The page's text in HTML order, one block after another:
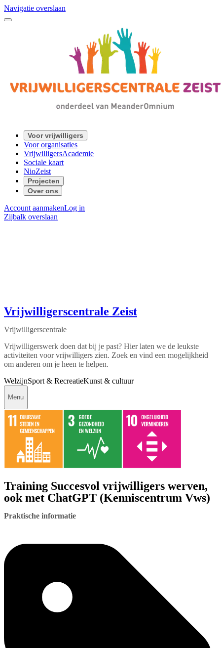
Navigatie overslaan
Voor vrijwilligers
Voor organisaties
VrijwilligersAcademie
Sociale kaart
NioZeist
Projecten
Over ons
Account aanmakenLog in
Zijbalk overslaan
Vrijwilligerscentrale Zeist
Vrijwilligerscentrale
Vrijwilligerswerk doen dat bij je past? Hier laten we de leukste
activiteiten voor vrijwilligers zien. Zoek en vind een mogelijkheid
om anderen om je heen te helpen.
WelzijnSport & RecreatieKunst & cultuur
Menu
Training Succesvol vrijwilligers werven,
ook met ChatGPT (Kenniscentrum Vws)
Praktische informatie